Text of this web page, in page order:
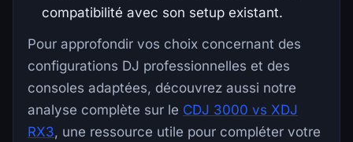
compatibilité avec son setup existant.
Pour approfondir vos choix concernant des
configurations DJ professionnelles et des
consoles adaptées, découvrez aussi notre
analyse complète sur le CDJ 3000 vs XDJ
RX3, une ressource utile pour compléter votre